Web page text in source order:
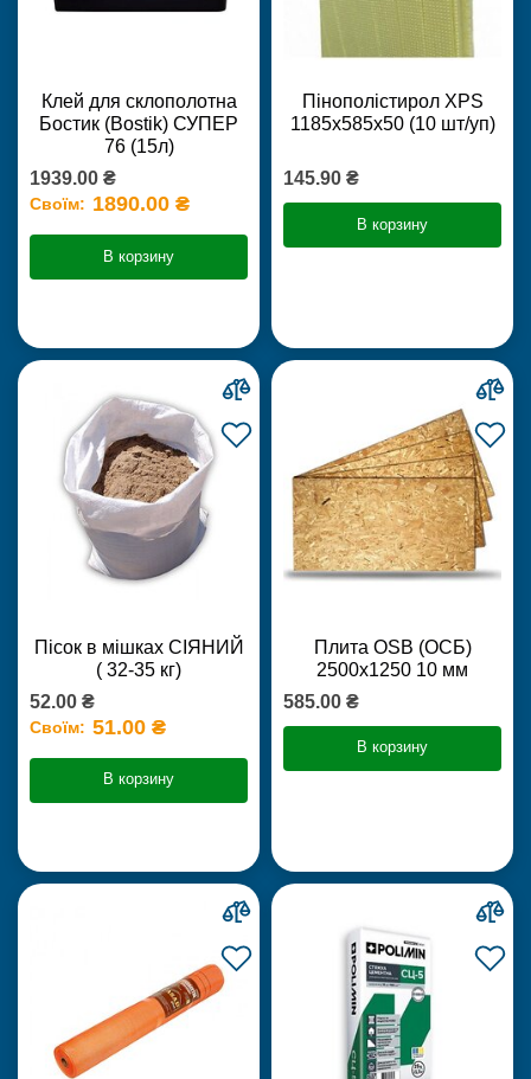
Клей для склополотна
Бостик (Bostik) СУПЕР
76 (15л)
1939.00 ₴
Своїм: 1890.00 ₴
В корзину
Пінополістирол XPS
1185х585х50 (10 шт/уп)
145.90 ₴
В корзину
Пісок в мішках СІЯНИЙ
( 32-35 кг)
52.00 ₴
Своїм: 51.00 ₴
В корзину
Плита OSB (ОСБ)
2500х1250 10 мм
585.00 ₴
В корзину